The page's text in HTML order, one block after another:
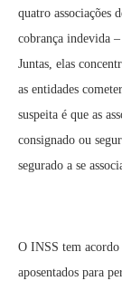
quatro associações
cobrança indevida
Juntas, elas
as entidades
suspeita é que as
consignado ou
segurado a se
O INSS tem acordo
aposentados para